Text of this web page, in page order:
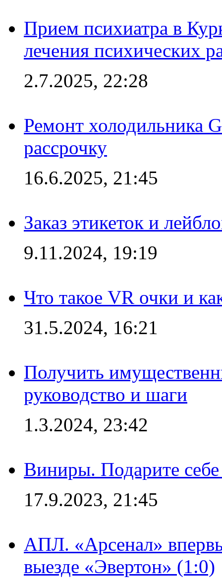
Прием психиатра в
лечения психических
2.7.2025, 22:28
Ремонт холодильника
рассрочку
16.6.2025, 21:45
Заказ этикеток и
9.11.2024, 19:19
Что такое VR очки и
31.5.2024, 16:21
Получить
руководство и шаги
1.3.2024, 23:42
Виниры. Подарите
17.9.2023, 21:45
АПЛ. «Арсенал»
выезде «Эвертон» (1:0)